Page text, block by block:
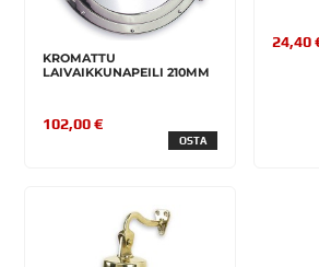
KROMATTU
LAIVAIKKUNAPEILI 210MM
102,00 €
OSTA
24,40